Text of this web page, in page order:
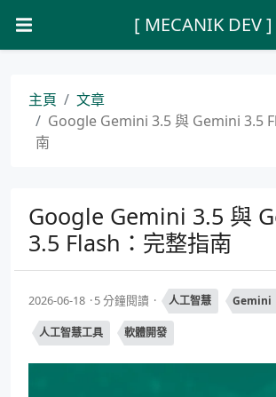
[ MECANIK DEV ]
主頁
文章
Google Gemini 3.5 與 Gemini 3.5
南
Google Gemini 3.5 與
3.5 Flash：完整指南
2026-06-18 5 分鐘閱讀 人工智慧 Gemini
人工智慧工具 軟體開發